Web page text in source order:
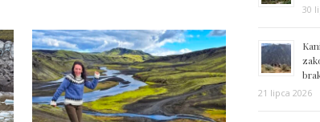
30
21 lipca 2026